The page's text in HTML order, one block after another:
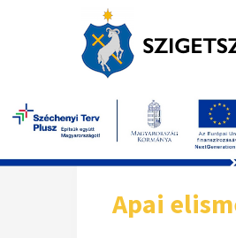
Főoldal
Apai